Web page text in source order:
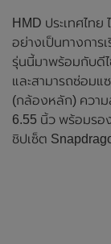
HMD ประเทศไท
อย่างเป็นทางการ
รุ่นนี้มาพร้อมกับดี
และสามารถซ่อม
(กล้องหลัก) ควา
6.55 นิ้ว พร้อมรอ
ชิปเซ็ต